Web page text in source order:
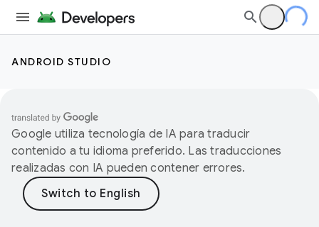
ANDROID STUDIO
Google utiliza tecnología de IA para traducir
contenido a tu idioma preferido. Las traducciones
realizadas con IA pueden contener errores.